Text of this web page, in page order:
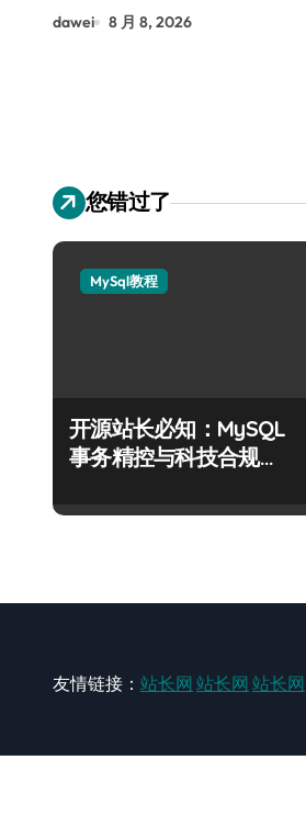
dawei 8 月 8, 2026
您错过了
MySql教程
开源站长必知：MySQL
事务精控与科技合规风
友情链接： 站长网 站长网 站长网